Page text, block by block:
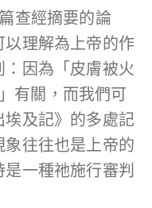
查經摘要的論
理解為上帝的作
因為「皮膚被火
有關，而我們可
及記》的多處記
往往也是上帝的
一種祂施行審判